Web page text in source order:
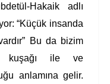
Hakaik adlı
“Küçük insanda
Bu da bizim
kuşağı ile ve
anlamına gelir.